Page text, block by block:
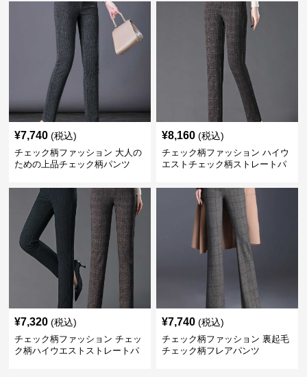
¥7,740 (税込)
チェック柄ファッション 大人の
ための上品チェック柄パンツ
¥8,160 (税込)
チェック柄ファッション ハイウ
エストチェック柄ストレートパ
¥7,320 (税込)
チェック柄ファッション チェッ
ク柄ハイウエストストレートパ
¥7,740 (税込)
チェック柄ファッション 裏起毛
チェック柄フレアパンツ